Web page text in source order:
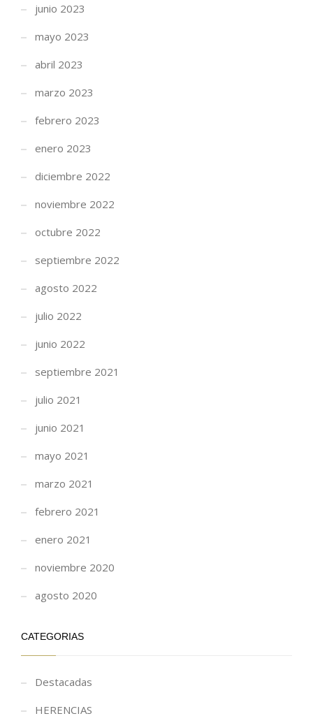
junio 2023
mayo 2023
abril 2023
marzo 2023
febrero 2023
enero 2023
diciembre 2022
noviembre 2022
octubre 2022
septiembre 2022
agosto 2022
julio 2022
junio 2022
septiembre 2021
julio 2021
junio 2021
mayo 2021
marzo 2021
febrero 2021
enero 2021
noviembre 2020
agosto 2020
CATEGORIAS
Destacadas
HERENCIAS